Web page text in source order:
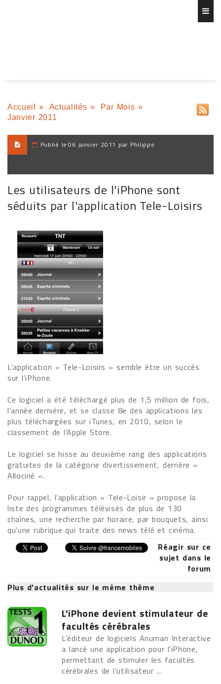
Accueil » Actualités » Par Mois »
Janvier 2011
Publié le 06 janvier 2011 par Philippe
Les utilisateurs de l'iPhone sont
séduits par l'application Tele-Loisirs
L'application « Tele-Loisirs » semble être un succès
sur l’iPhone.
Ce logiciel a été téléchargé plus de 1,5 million de fois,
l’année dernière, et se classe 8e des applications les
plus téléchargées sur iTunes, en 2010, selon le
classement de l'Apple Store.
Le logiciel se hisse au deuxième rang des applications
gratuites de la catégorie divertissement, derrière «
Allociné ».
Pour rappel, l’application « Tele-Loisir » propose la
liste des programmes télévisés de plus de 130
chaînes, une recherche par horaire, par bouquets, ainsi
qu’une rubrique qui traite des news télé et cinéma.
Réagir sur ce
sujet dans le
forum
Plus d'actualités sur le même thème
L'iPhone devient stimulateur de
facultés cérébrales
L’éditeur de logiciels Anuman Interactive
a lancé une application pour l’iPhone,
permettant de stimuler les facultés
cérébrales de l’utilisateur ...